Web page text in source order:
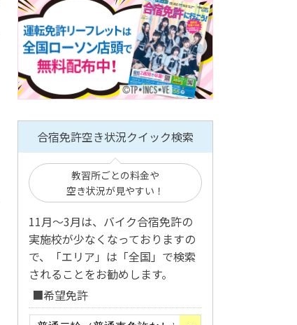
合宿免許空き状況クイック検索
教習所ごとの料金や
空き状況が見やすい！
11月～3月は、バイク合宿免許の
実施校が少なくなっておりますの
で、「エリア」は「全国」で検索
されることをお勧めします。
■希望免許